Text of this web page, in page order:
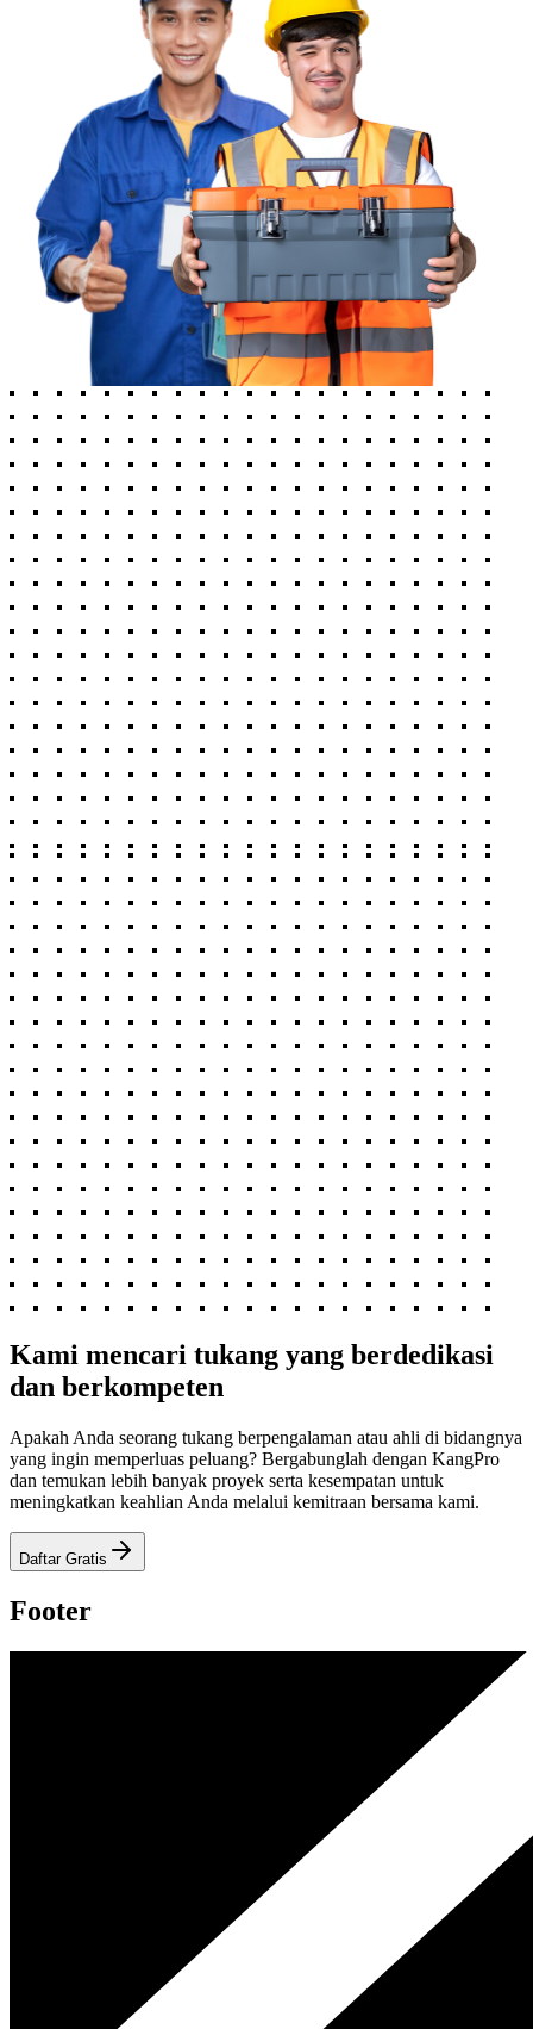
Kami mencari tukang yang berdedikasi
dan berkompeten
Apakah Anda seorang tukang berpengalaman atau ahli di bidangnya
yang ingin memperluas peluang? Bergabunglah dengan KangPro
dan temukan lebih banyak proyek serta kesempatan untuk
meningkatkan keahlian Anda melalui kemitraan bersama kami.
Daftar Gratis
Footer